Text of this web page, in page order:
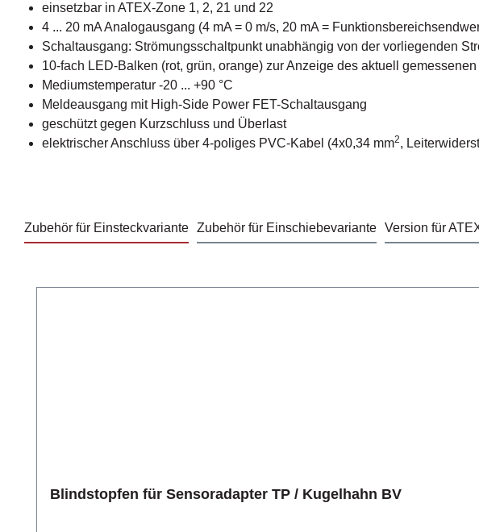
einsetzbar in ATEX-Zone 1, 2, 21 und 22
4 ... 20 mA Analogausgang (4 mA = 0 m/s, 20 mA =
Schaltausgang: Strömungsschaltpunkt unabhängig von der vorliegenden
10-fach LED-Balken (rot, grün, orange) zur Anzeige des aktuell
Mediumstemperatur -20 ... +90 °C
Meldeausgang mit High-Side Power FET-Schaltausgang
geschützt gegen Kurzschluss und Überlast
elektrischer Anschluss über 4-poliges PVC-Kabel (4x0,34 mm2,
Zubehör für Einsteckvariante Zubehör für Einschiebevariante Version für
Blindstopfen für Sensoradapter TP / Kugelhahn BV